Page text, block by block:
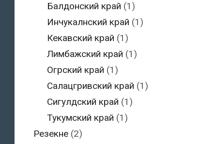
Балдонский край (1)
Инчукалнский край (1)
Кекавский край (1)
Лимбажский край (1)
Огрский край (1)
Салацгривский край (1)
Сигулдский край (1)
Тукумский край (1)
Резекне(2)